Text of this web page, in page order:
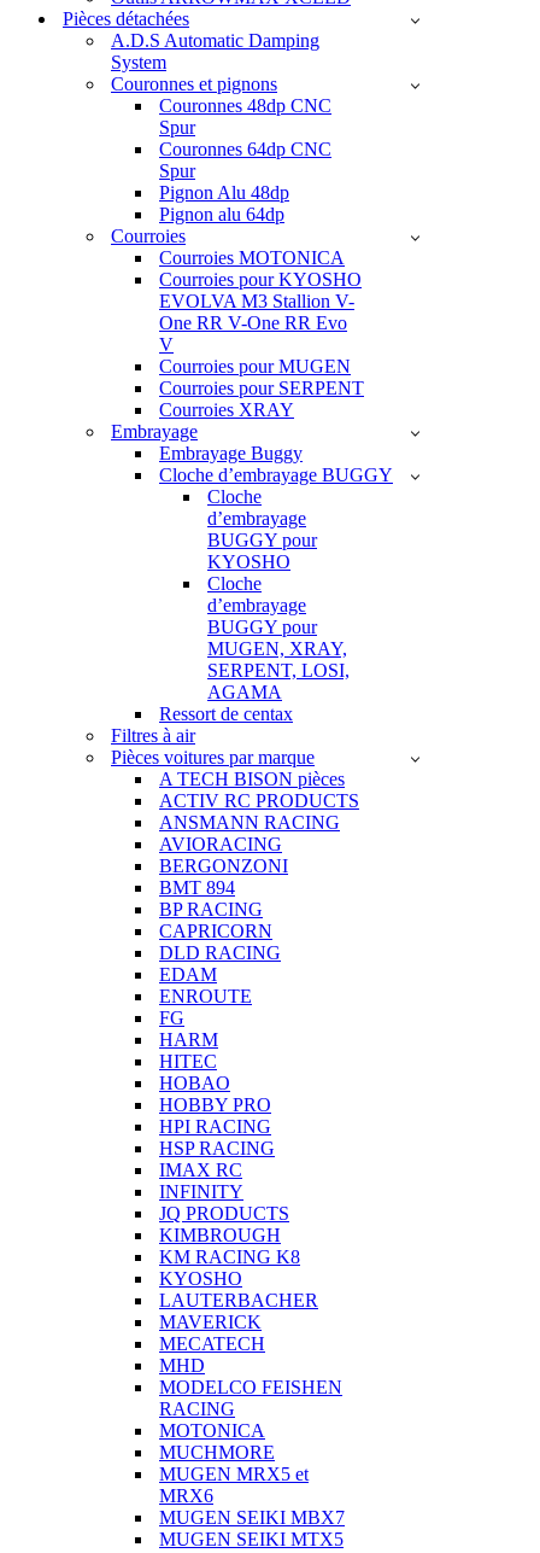
Pièces détachées
A.D.S Automatic Damping
System
Couronnes et pignons
Couronnes 48dp CNC
Spur
Couronnes 64dp CNC
Spur
Pignon Alu 48dp
Pignon alu 64dp
Courroies
Courroies MOTONICA
Courroies pour KYOSHO
EVOLVA M3 Stallion V-
One RR V-One RR Evo
V
Courroies pour MUGEN
Courroies pour SERPENT
Courroies XRAY
Embrayage
Embrayage Buggy
Cloche d’embrayage BUGGY
Cloche
d’embrayage
BUGGY pour
KYOSHO
Cloche
d’embrayage
BUGGY pour
MUGEN, XRAY,
SERPENT, LOSI,
AGAMA
Ressort de centax
Filtres à air
Pièces voitures par marque
A TECH BISON pièces
ACTIV RC PRODUCTS
ANSMANN RACING
AVIORACING
BERGONZONI
BMT 894
BP RACING
CAPRICORN
DLD RACING
EDAM
ENROUTE
FG
HARM
HITEC
HOBAO
HOBBY PRO
HPI RACING
HSP RACING
IMAX RC
INFINITY
JQ PRODUCTS
KIMBROUGH
KM RACING K8
KYOSHO
LAUTERBACHER
MAVERICK
MECATECH
MHD
MODELCO FEISHEN
RACING
MOTONICA
MUCHMORE
MUGEN MRX5 et
MRX6
MUGEN SEIKI MBX7
MUGEN SEIKI MTX5